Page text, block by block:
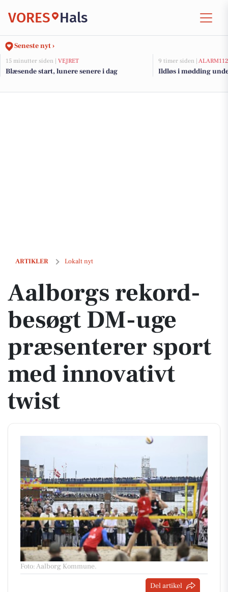
VORES Hals
Seneste nyt ›
15 minutter siden | VEJRET
Blæsende start, lunere senere i dag
9 timer siden | ALARM112
Ildløs i mødding
ARTIKLER Lokalt nyt
Aalborgs rekord-besøgt DM-uge præsenterer sport med innovativt
Aalborgs rekord-
besøgt DM-uge
præsenterer sport
med innovativt
twist
Foto: Aalborg Kommune.
Del artikel